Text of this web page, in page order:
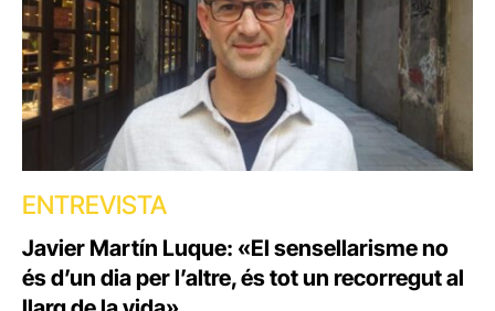
ENTREVISTA
Javier Martín Luque: «El sensellarisme no
és d’un dia per l’altre, és tot un recorregut al